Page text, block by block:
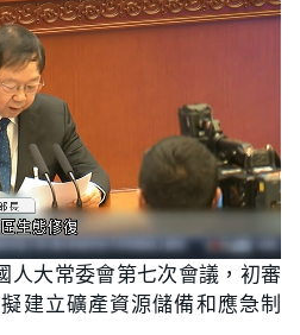
L
o
a
d
e
d
人大常委會第七次會議，初審
建立礦產資源儲備和應急制